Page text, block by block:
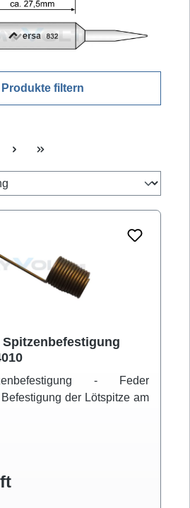
Produkte filtern
- Feder
der Lötspitze am